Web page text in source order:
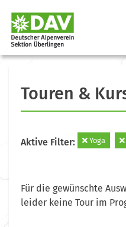
Touren &
Aktive Filter: Yoga
Für die gewünschte
leider keine Tour im